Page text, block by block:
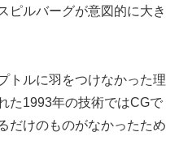
ピルバーグが意図的に大き
トルに羽をつけなかった理
た1993年の技術ではCGで
だけのものがなかったため